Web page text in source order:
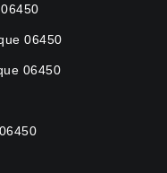
06450
06450